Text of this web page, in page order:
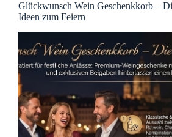
Glückwunsch Wein Geschenkkorb –
Ideen zum Feiern